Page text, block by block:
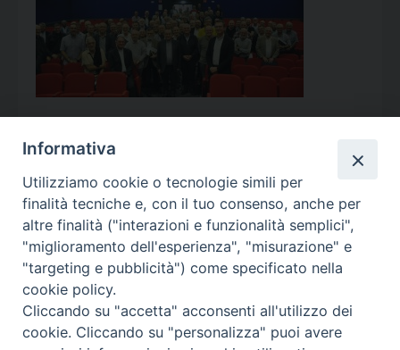
Calendario Appuntamenti
<< Ago 2026 >>
l m m g v s
d
27
28
3
4 5 6 7 8 9
Informativa
Utilizziamo cookie o tecnologie simili per
finalità tecniche e, con il tuo consenso, anche per
altre finalità ("interazioni e funzionalità semplici",
"miglioramento dell'esperienza", "misurazione" e
"targeting e pubblicità") come specificato nella
cookie policy.
Cliccando su "accetta" acconsenti all'utilizzo dei
cookie. Cliccando su "personalizza" puoi avere